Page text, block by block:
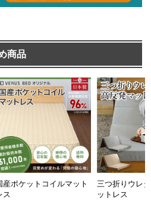
商品
産ポケットコイルマット
ス
三つ折りウレ
ットレス